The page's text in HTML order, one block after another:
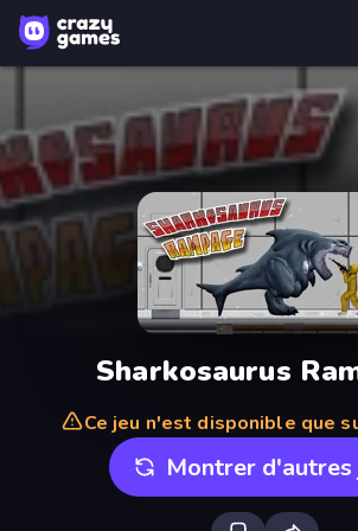
Sharkosaurus
Ce jeu n'est disponible que
Montrer d'autres